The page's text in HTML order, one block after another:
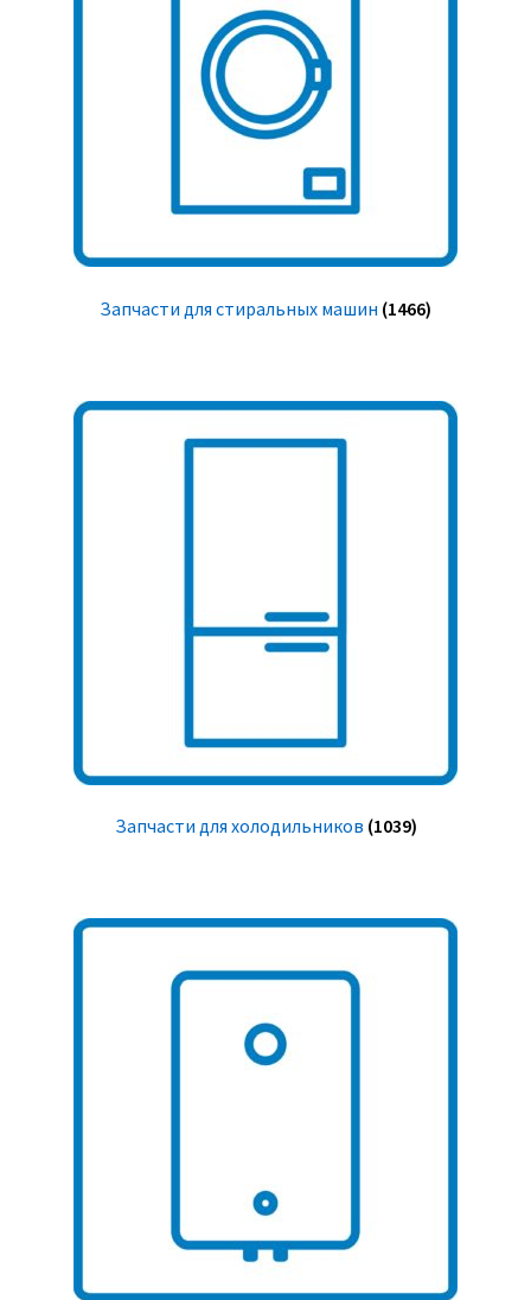
Запчасти для стиральных машин (1466)
Запчасти для холодильников (1039)